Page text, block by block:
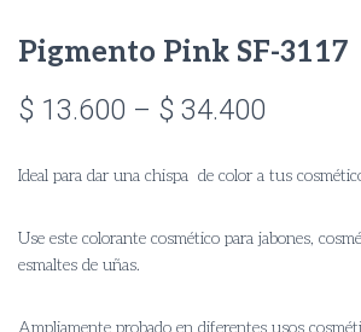
Pigmento Pink SF-3117
$ 13.600 – $ 34.400
through
Ideal para dar una chispa de color a tus
Use este colorante cosmético para jabones,
esmaltes de uñas.
Ampliamente probado en diferentes usos